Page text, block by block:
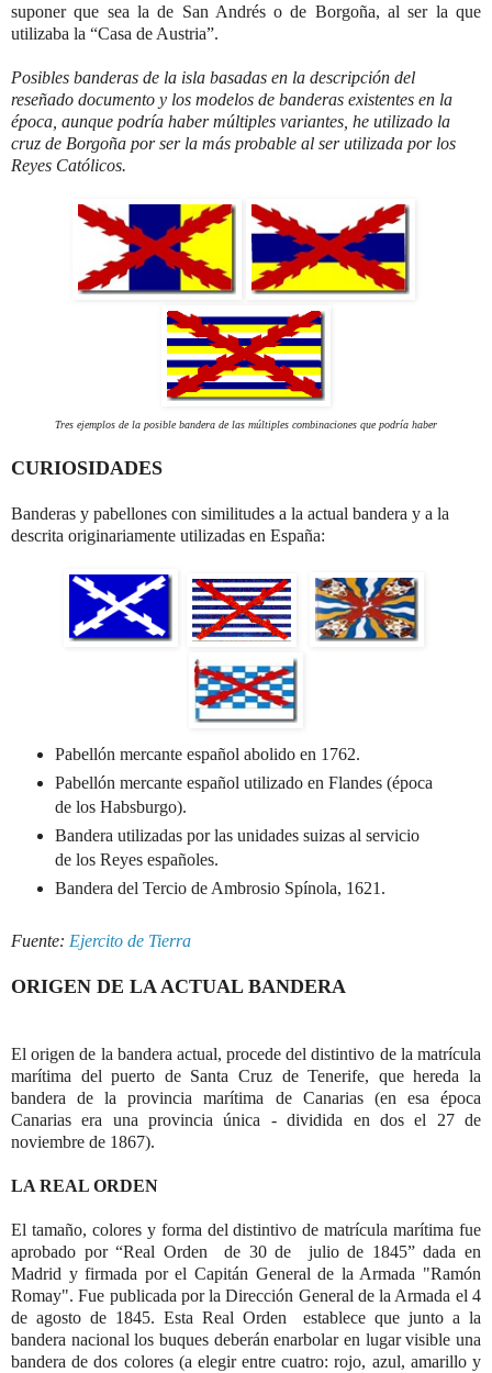
suponer que sea la de San Andrés o de Borgoña, al ser la que
utilizaba la “Casa de Austria”.
Posibles banderas de la isla basadas en la descripción del
reseñado documento y los modelos de banderas existentes en la
época, aunque podría haber múltiples variantes, he utilizado la
cruz de Borgoña por ser la más probable al ser utilizada por los
Reyes Católicos.
Tres ejemplos de la posible bandera de las múltiples combinaciones que podría haber
CURIOSIDADES
Banderas y pabellones con similitudes a la actual bandera y a la
descrita originariamente utilizadas en España:
Pabellón mercante español abolido en 1762.
Pabellón mercante español utilizado en Flandes (época
de los Habsburgo).
Bandera utilizadas por las unidades suizas al servicio
de los Reyes españoles.
Bandera del Tercio de Ambrosio Spínola, 1621.
Fuente: Ejercito de Tierra
ORIGEN DE LA ACTUAL BANDERA
El origen de la bandera actual, procede del distintivo de la matrícula
marítima del puerto de Santa Cruz de Tenerife, que hereda la
bandera de la provincia marítima de Canarias (en esa época
Canarias era una provincia única - dividida en dos el 27 de
noviembre de 1867).
LA REAL ORDEN
El tamaño, colores y forma del distintivo de matrícula marítima fue
aprobado por “Real Orden de 30 de julio de 1845” dada en
Madrid y firmada por el Capitán General de la Armada "Ramón
Romay". Fue publicada por la Dirección General de la Armada el 4
de agosto de 1845. Esta Real Orden establece que junto a la
bandera nacional los buques deberán enarbolar en lugar visible una
bandera de dos colores (a elegir entre cuatro: rojo, azul, amarillo y